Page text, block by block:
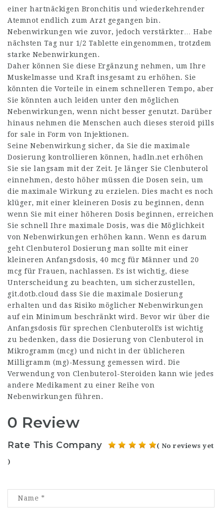
einer hartnäckigen Bronchitis und wiederkehrender
Atemnot endlich zum Arzt gegangen bin.
Nebenwirkungen wie zuvor, jedoch verstärkter… Habe
nächsten Tag nur 1/2 Tablette eingenommen, trotzdem
starke Nebenwirkungen.
Daher können Sie diese Ergänzung nehmen, um Ihre
Muskelmasse und Kraft insgesamt zu erhöhen. Sie
könnten die Vorteile in einem schnelleren Tempo, aber
Sie könnten auch leiden unter den möglichen
Nebenwirkungen, wenn nicht besser genutzt. Darüber
hinaus nehmen die Menschen auch dieses steroid pills
for sale in Form von Injektionen.
Seine Nebenwirkung sicher, da Sie die maximale
Dosierung kontrollieren können, hadln.net erhöhen
Sie sie langsam mit der Zeit. Je länger Sie Clenbuterol
einnehmen, desto höher müssen die Dosen sein, um
die maximale Wirkung zu erzielen. Dies macht es noch
klüger, mit einer kleineren Dosis zu beginnen, denn
wenn Sie mit einer höheren Dosis beginnen, erreichen
Sie schnell Ihre maximale Dosis, was die Möglichkeit
von Nebenwirkungen erhöhen kann. Wenn es darum
geht Clenbuterol Dosierung man sollte mit einer
kleineren Anfangsdosis, 40 mcg für Männer und 20
mcg für Frauen, nachlassen. Es ist wichtig, diese
Unterscheidung zu beachten, um sicherzustellen,
git.dotb.cloud dass Sie die maximale Dosierung
erhalten und das Risiko möglicher Nebenwirkungen
auf ein Minimum beschränkt wird. Bevor wir über die
Anfangsdosis für sprechen ClenbuterolEs ist wichtig
zu bedenken, dass die Dosierung von Clenbuterol in
Mikrogramm (mcg) und nicht in der üblicheren
Milligramm (mg)-Messung gemessen wird. Die
Verwendung von Clenbuterol-Steroiden kann wie jedes
andere Medikament zu einer Reihe von
Nebenwirkungen führen.
0 Review
Rate This Company ( No reviews yet
)